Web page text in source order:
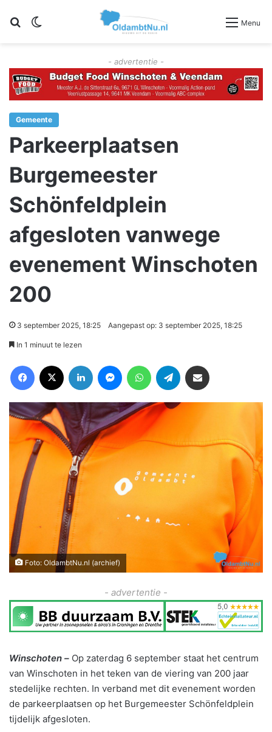
Zoeken Menu
- advertentie -
Gemeente
Parkeerplaatsen
Burgemeester
Schönfeldplein
afgesloten vanwege
evenement Winschoten
200
3 september 2025, 18:25 Aangepast op: 3 september 2025, 18:25
In 1 minuut te lezen
Foto: OldambtNu.nl (archief)
- advertentie -
Winschoten – Op zaterdag 6 september staat het centrum
van Winschoten in het teken van de viering van 200 jaar
stedelijke rechten. In verband met dit evenement worden
de parkeerplaatsen op het Burgemeester Schönfeldplein
tijdelijk afgesloten.